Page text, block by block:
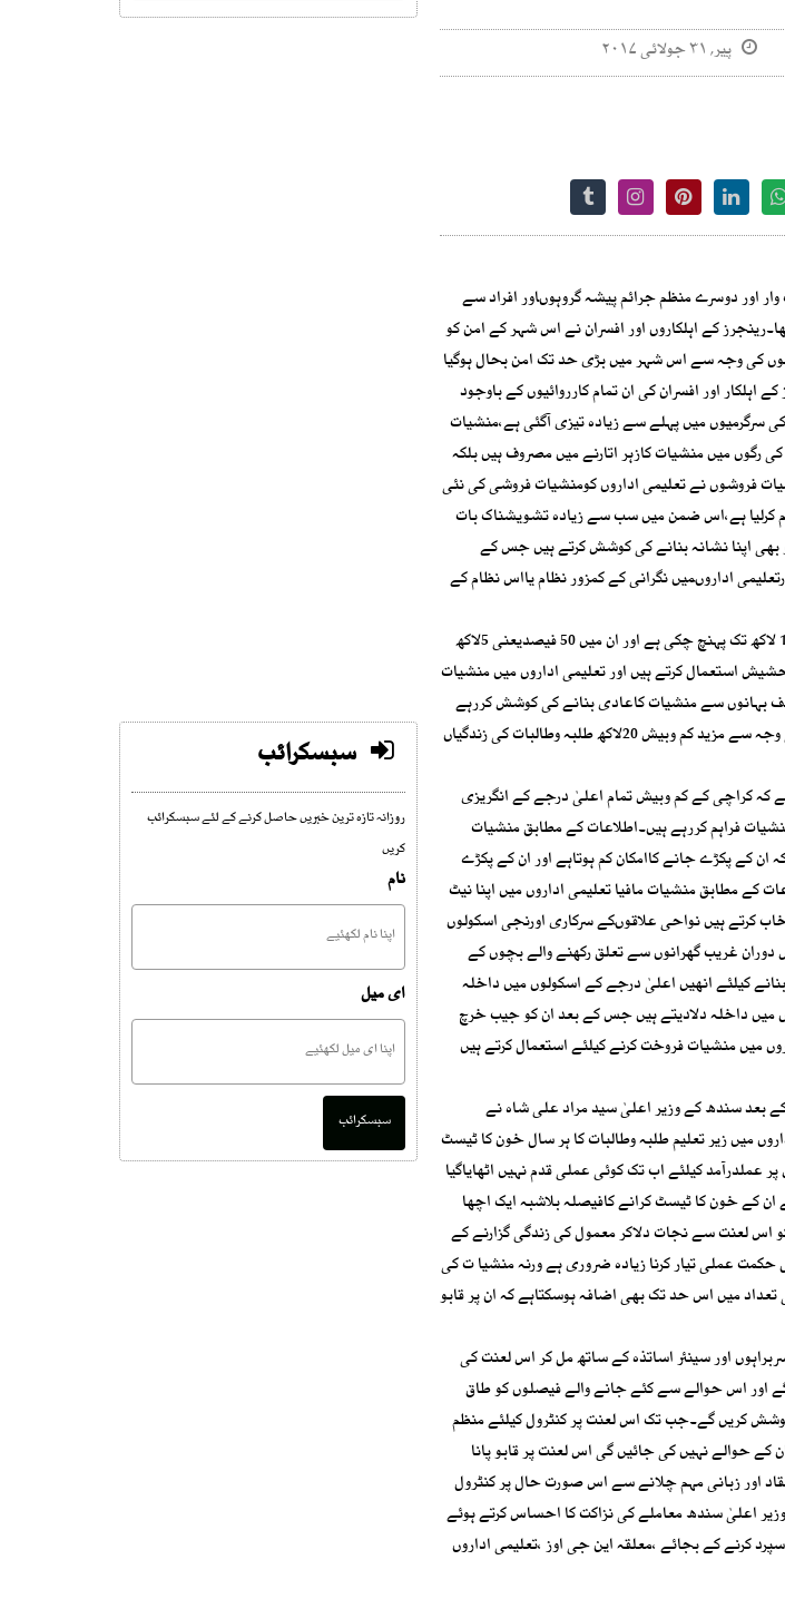
پیر, ۳۱ جولائی ۲۰۱۷
اور دوسرے منظم جرائم پیشہ گروہوںاور افراد سے
ذریعہ آپریشن شروع کیاگیاتھا۔رینجرز کے اہلکاروں اور افسران نے اس شہر کے امن کو
کی وجہ سے اس شہر میں بڑی حد تک امن بحال ہوگیا
اور افسران کی ان تمام کارروائیوں کے باوجود
میں پہلے سے زیادہ تیزی آگئی ہے،منشیات
میں منشیات کازہر اتارنے میں مصروف ہیں بلکہ
فروشوں نے تعلیمی اداروں کومنشیات فروشی کی نئی
کرلیا ہے،اس ضمن میں سب سے زیادہ تشویشناک بات
اپنا نشانہ بنانے کی کوشش کرتے ہیں جس کے
اداروںمیں نگرانی کے کمزور نظام یااس نظام کے
ایک محتاط اندازے کے مطابق اس وقت کراچی میںمنشیات کے عادی نوجوانوںکی تعداد کم وبیش 10 لاکھ تک پہنچ چکی ہے اور ان میں 50 فیصدیعنی 5لاکھ
استعمال کرتے ہیں اور تعلیمی اداروں میں منشیات
بہانوں سے منشیات کاعادی بنانے کی کوشش کررہے
ہیں جس میں ابتدا میں مفت منشیات کی فراہمی بھی شامل ہیں ، منشیات فروشوں کے اس حربے کی وجہ سے مزید کم وبیش 20لاکھ طلبہ وطالبات کی زندگیاں
کہ کراچی کے کم وبیش تمام اعلیٰ درجے کے انگریزی
فراہم کررہے ہیں۔اطلاعات کے مطابق منشیات
ان کے پکڑے جانے کاامکان کم ہوتاہے اور ان کے پکڑے
کے مطابق منشیات مافیا تعلیمی اداروں میں اپنا نیٹ
کرتے ہیں نواحی علاقوںکے سرکاری اورنجی اسکولوں
غریب گھرانوں سے تعلق رکھنے والے بچوں کے
کیلئے انھیں اعلیٰ درجے کے اسکولوں میں داخلہ
میں داخلہ دلادیتے ہیں جس کے بعد ان کو جیب خرچ
میں منشیات فروخت کرنے کیلئے استعمال کرتے ہیں
بعد سندھ کے وزیر اعلیٰ سید مراد علی شاہ نے
میں زیر تعلیم طلبہ وطالبات کا ہر سال خون کا ٹیسٹ
عملدرآمد کیلئے اب تک کوئی عملی قدم نہیں اٹھایاگیا
کے خون کا ٹیسٹ کرانے کافیصلہ بلاشبہ ایک اچھا
اس لعنت سے نجات دلاکر معمول کی زندگی گزارنے کے
حکمت عملی تیار کرنا زیادہ ضروری ہے ورنہ منشیا ت کی
میں اس حد تک بھی اضافہ ہوسکتاہے کہ ان پر قابو
اور سینئر اساتذہ کے ساتھ مل کر اس لعنت کی
اور اس حوالے سے کئے جانے والے فیصلوں کو طاق
کوشش کریں گے۔جب تک اس لعنت پر کنٹرول کیلئے منظم
کے حوالے نہیں کی جائیں گی اس لعنت پر قابو پانا
اور زبانی مہم چلانے سے اس صورت حال پر کنٹرول
اعلیٰ سندھ معاملے کی نزاکت کا احساس کرتے ہوئے
کرنے کے بجائے ،معلقہ این جی اوز ،تعلیمی اداروں
سبسکرائب
روزانہ تازہ ترین خبریں حاصل کرنے کے لئے سبسکرائب
کریں
نام
ای میل
سبسکرائب